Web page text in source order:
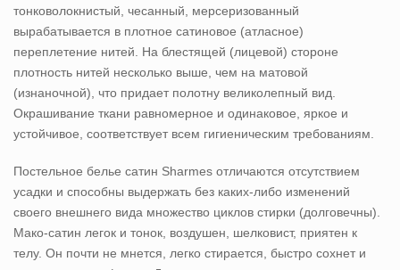
тонковолокнистый, чесанный, мерсеризованный
вырабатывается в плотное сатиновое (атласное)
переплетение нитей. На блестящей (лицевой) стороне
плотность нитей несколько выше, чем на матовой
(изнаночной), что придает полотну великолепный вид.
Окрашивание ткани равномерное и одинаковое, яркое и
устойчивое, соответствует всем гигиеническим требованиям.
Постельное белье сатин Sharmes отличаются отсутствием
усадки и способны выдержать без каких-либо изменений
своего внешнего вида множество циклов стирки (долговечны).
Мако-сатин легок и тонок, воздушен, шелковист, приятен к
телу. Он почти не мнется, легко стирается, быстро сохнет и